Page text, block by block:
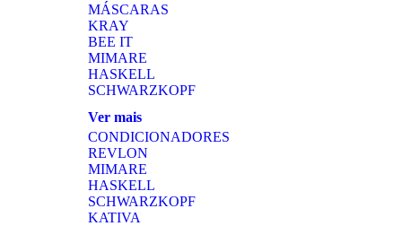
MÁSCARAS
KRAY
BEE IT
MIMARE
HASKELL
SCHWARZKOPF
Ver mais
CONDICIONADORES
REVLON
MIMARE
HASKELL
SCHWARZKOPF
KATIVA